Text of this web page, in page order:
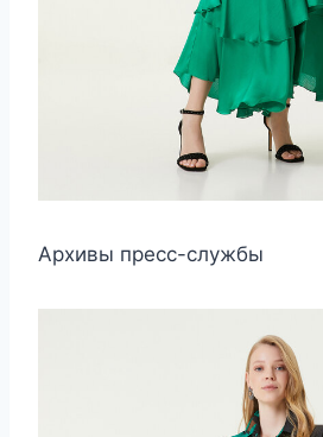
Архивы пресс-службы